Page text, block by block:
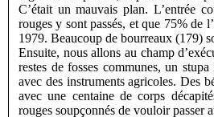
C’était un mauvais plan. L’entrée
rouges y sont passés, et que 75% de
1979. Beaucoup de bourreaux (179)
Ensuite, nous allons au champ
restes de fosses communes, un
avec des instruments agricoles. Des
avec une centaine de corps
rouges soupçonnés de vouloir passer